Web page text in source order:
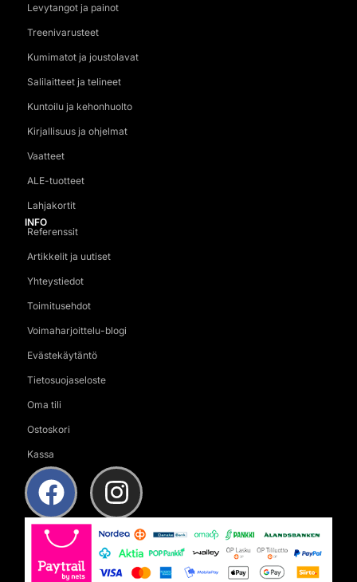
Levytangot ja painot
Treenivarusteet
Kumimatot ja joustolavat
Salilaitteet ja telineet
Kuntoilu ja kehonhuolto
Kirjallisuus ja ohjelmat
Vaatteet
ALE-tuotteet
Lahjakortit
INFO
Referenssit
Artikkelit ja uutiset
Yhteystiedot
Toimitusehdot
Voimaharjoittelu-blogi
Evästekäytäntö
Tietosuojaseloste
Oma tili
Ostoskori
Kassa